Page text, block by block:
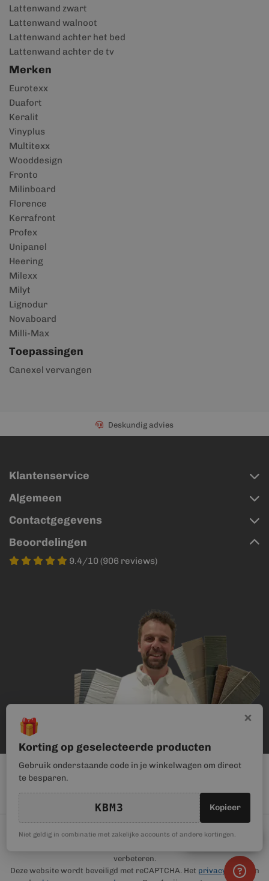
Lattenwand zwart
Lattenwand walnoot
Lattenwand achter het bed
Lattenwand achter de tv
Merken
Eurotexx
Duafort
Keralit
Vinyplus
Multitexx
Wooddesign
Fronto
Milinboard
Florence
Kerrafront
Profex
Unipanel
Heering
Milexx
Milyt
Lignodur
Novaboard
Milli-Max
Toepassingen
Canexel vervangen
Deskundig advies
Klantenservice
Algemeen
Contactgegevens
Beoordelingen
9.4/10 (906 reviews)
×
🎁
Korting op geselecteerde producten
Gebruik onderstaande code in je winkelwagen om direct
te besparen.
KBM3 Kopieer
Niet geldig in combinatie met zakelijke accounts of andere kortingen.
🎁Kortingscode
© Kunststof Bouwmateriaal | Magento webwinkel realisatie door
verbeteren.
Deze website wordt beveiligd met reCAPTCHA. Het privacybeleid
en